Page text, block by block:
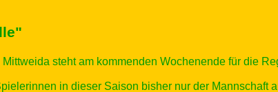
steht am kommenden Wochenende für die
in dieser Saison bisher nur der Mannschaft